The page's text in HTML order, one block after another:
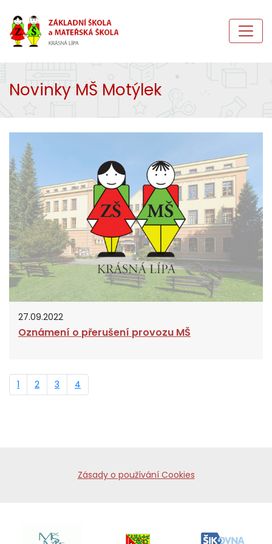
Novinky MŠ Motýlek
27.09.2022
Oznámení o přerušení provozu MŠ
1 2 3 4
Zásady o používání Cookies